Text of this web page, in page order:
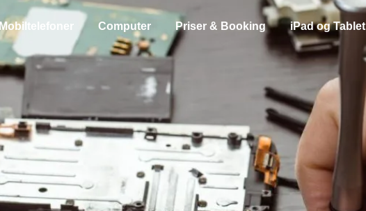
Mobiltelefoner Computer Priser & Booking iPad og Tablet